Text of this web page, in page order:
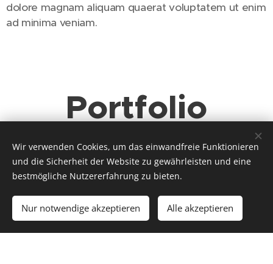
dolore magnam aliquam quaerat voluptatem ut enim
ad minima veniam.
Portfolio
Item Item Item
Wir verwenden Cookies, um das einwandfreie Funktionieren
und die Sicherheit der Website zu gewährleisten und eine
bestmögliche Nutzererfahrung zu bieten.
Nur notwendige akzeptieren Alle akzeptieren